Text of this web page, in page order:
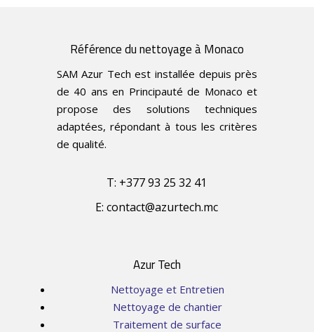
Référence du nettoyage à Monaco
SAM Azur Tech est installée depuis près
de 40 ans en Principauté de Monaco et
propose des solutions techniques
adaptées, répondant à tous les critères
de qualité.
T: +377 93 25 32 41
E: contact@azurtech.mc
Azur Tech
Nettoyage et Entretien
Nettoyage de chantier
Traitement de surface